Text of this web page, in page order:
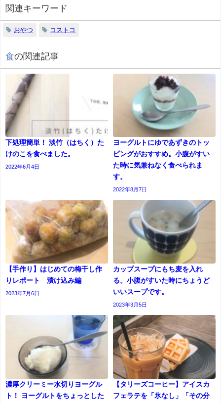
関連キーワード
おやつ コストコ
食の関連記事
下処理簡単！ 淡竹（はちく）た
けのこを食べました。
2022年6月4日
ヨーグルトにゆであずきのトッ
ピングがおすすめ。小腹がすい
た時に気兼ねなく食べられま
す。
2022年8月7日
【手作り】はじめての梅干し作
りレポート 漬け込み編
2023年7月6日
カップスープにもち麦を入れ
る。小腹がすいた時にちょうど
いいスープです。
2023年3月5日
濃厚クリーミー水切りヨーグル
ト！ ヨーグルトをちょっとした
【タリーズコーヒー】アイスカ
フェラテを「氷なし」「その分